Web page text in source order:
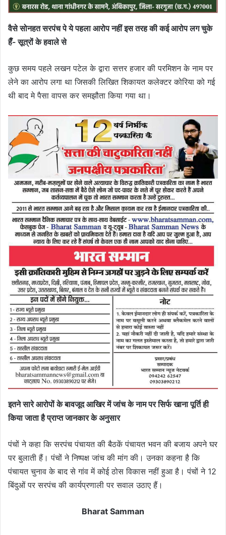
वैसे सोनहत सरपंच पे ये पहला आरोप नहीं इस तरह की कई आरोप लग चुके
हैँ- सूत्रों के हवाले से
कुछ समय पहले लखन पटेल के द्वारा सत्तर हजार की परमिशन के नाम पर
लेने का आरोप लगा था जिसकी लिखित शिकायत कलेक्टर कोरिया को गई
थी बाद मे पैसा वापस कर समझौता किया गया था।
इतने सारे आरोपों के बावजूद आखिर में जांच के नाम पर सिर्फ खाना पूर्ति ही
किया जाता है प्राप्त जानकार के अनुसार
पंचों ने कहा कि सरपंच पंचायत की बैठकें पंचायत भवन की बजाय अपने घर
पर बुलाती हैं। पंचों ने निष्पक्ष जांच की मांग की। उनका कहना है कि
पंचायत चुनाव के बाद से गांव में कोई ठोस विकास नहीं हुआ है। पंचों ने 12
बिंदुओं पर सरपंच की कार्यप्रणाली पर सवाल उठाए हैं।
Bharat Samman